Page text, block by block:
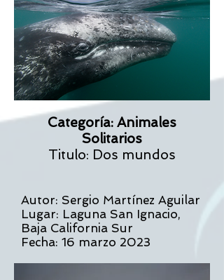
Categoría: Animales
Solitarios
Titulo: Dos mundos
Autor: Sergio Martínez Aguilar
Lugar: Laguna San Ignacio,
Baja California Sur
Fecha: 16 marzo 2023